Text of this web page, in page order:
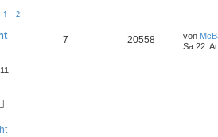
1 2
7 20558 von
Sa 22.